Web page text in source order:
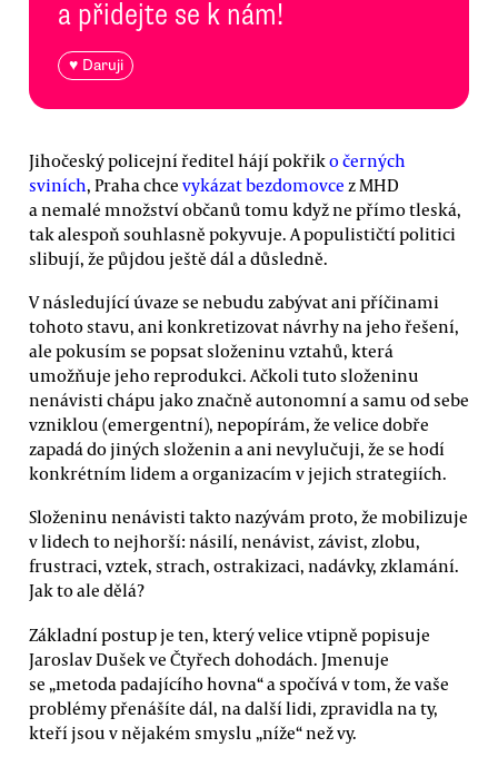
a přidejte se k nám!
♥ Daruji
Jihočeský policejní ředitel hájí pokřiko černých
sviních, Praha chce vykázat bezdomovce z MHD
a nemalé množství občanů tomu když ne přímo tleská,
tak alespoň souhlasně pokyvuje. A populističtí politici
slibují, že půjdou ještě dál a důsledně.
V následující úvaze se nebudu zabývat ani příčinami
tohoto stavu, ani konkretizovat návrhy na jeho řešení,
ale pokusím se popsat složeninu vztahů, která
umožňuje jeho reprodukci. Ačkoli tuto složeninu
nenávisti chápu jako značně autonomní a samu od sebe
vzniklou (emergentní), nepopírám, že velice dobře
zapadá do jiných složenin a ani nevylučuji, že se hodí
konkrétním lidem a organizacím v jejich strategiích.
Složeninu nenávisti takto nazývám proto, že mobilizuje
v lidech to nejhorší: násilí, nenávist, závist, zlobu,
frustraci, vztek, strach, ostrakizaci, nadávky, zklamání.
Jak to ale dělá?
Základní postup je ten, který velice vtipně popisuje
Jaroslav Dušek ve Čtyřech dohodách. Jmenuje
se „metoda padajícího hovna“ a spočívá v tom, že vaše
problémy přenášíte dál, na další lidi, zpravidla na ty,
kteří jsou v nějakém smyslu „níže“ než vy.